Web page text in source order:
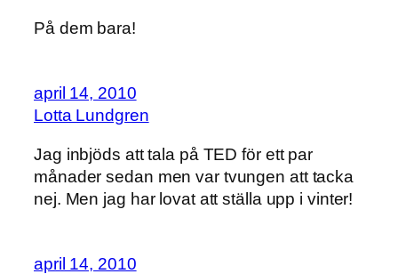
På dem bara!
april 14, 2010
Lotta Lundgren
Jag inbjöds att tala på TED för ett par
månader sedan men var tvungen att tacka
nej. Men jag har lovat att ställa upp i vinter!
april 14, 2010